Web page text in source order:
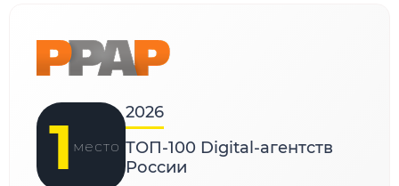
1 место
2026
ТОП-100 Digital-агентств
России